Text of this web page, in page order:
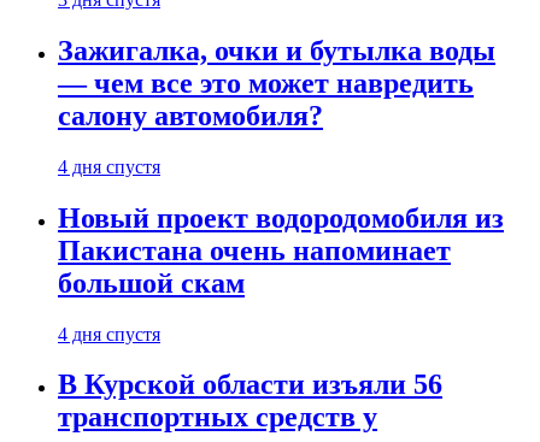
Зажигалка, очки и бутылка воды
— чем все это может навредить
салону автомобиля?
4 дня спустя
Новый проект водородомобиля из
Пакистана очень напоминает
большой скам
4 дня спустя
В Курской области изъяли 56
транспортных средств у